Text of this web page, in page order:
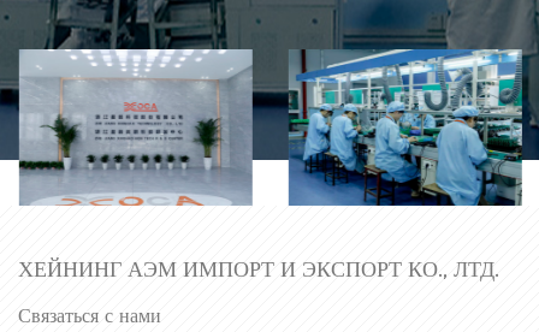
Фабричный зал
Производственная
линия
ХЕЙНИНГ АЭМ ИМПОРТ И ЭКСПОРТ КО., ЛТД.
Связаться с нами